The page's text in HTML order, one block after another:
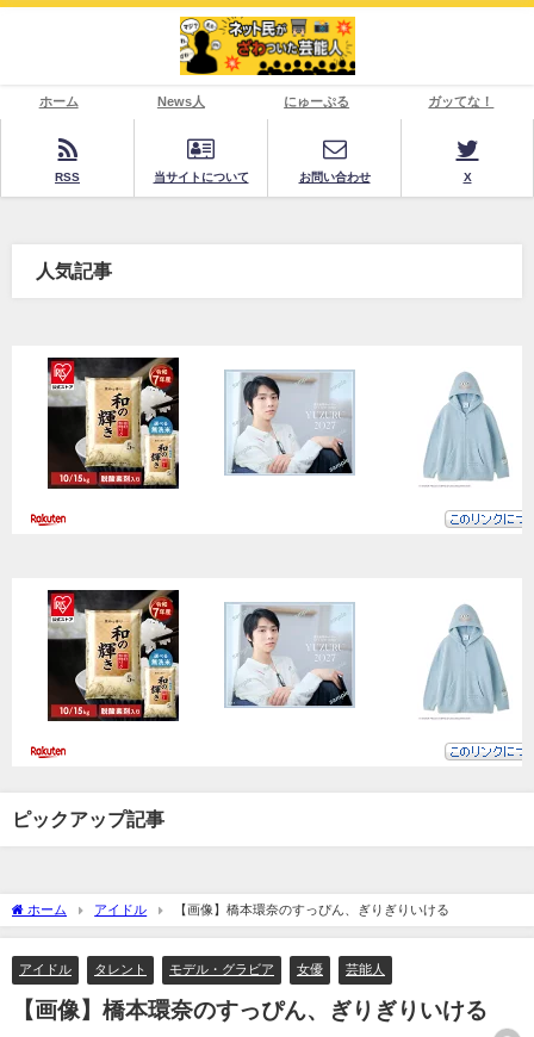
ホーム News人 にゅーぷる ガッてな！
RSS 当サイトについて お問い合わせ X
人気記事
ピックアップ記事
ホーム アイドル 【画像】橋本環奈のすっぴん、ぎりぎりいける
アイドル タレント モデル・グラビア 女優 芸能人
【画像】橋本環奈のすっぴん、ぎりぎりいける